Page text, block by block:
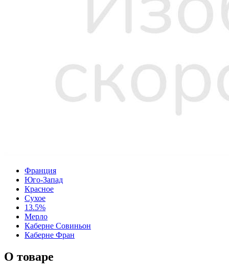
Франция
Юго-Запад
Красное
Сухое
13.5%
Мерло
Каберне Совиньон
Каберне Фран
О товаре